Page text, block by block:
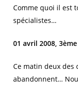
Comme quoi il est
spécialistes…
01 avril 2008,
Ce matin deux
abandonnent…